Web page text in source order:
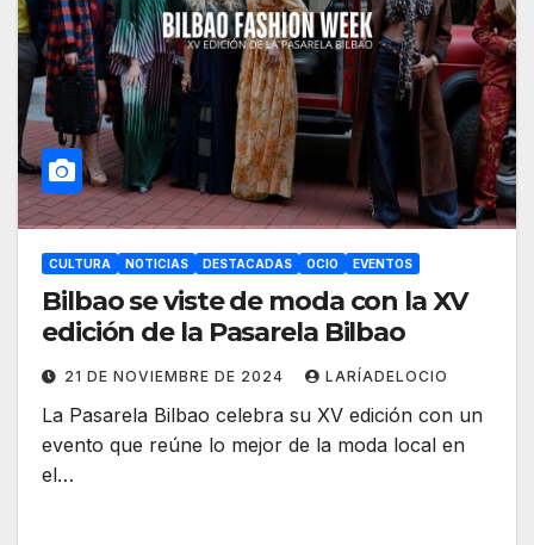
CULTURA NOTICIAS DESTACADAS OCIO EVENTOS
Bilbao se viste de moda con la XV
edición de la Pasarela Bilbao
21 DE NOVIEMBRE DE 2024 LARÍADELOCIO
La Pasarela Bilbao celebra su XV edición con un
evento que reúne lo mejor de la moda local en
el…